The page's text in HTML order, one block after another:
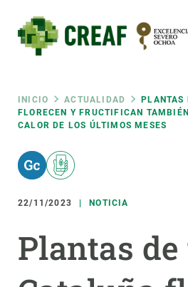
contenido
principal
Ruta
de
navegación
INICIO ACTUALIDAD
PLANTAS
FLORECEN Y FRUCTIFICAN
CALOR DE LOS ÚLTIMOS MESES
22/11/2023 NOTICIA
Plantas de
RRSS
Featured
responsive
Responsive
menu
INVESTIGACIÓN
CIENCIA EN ACCIÓN